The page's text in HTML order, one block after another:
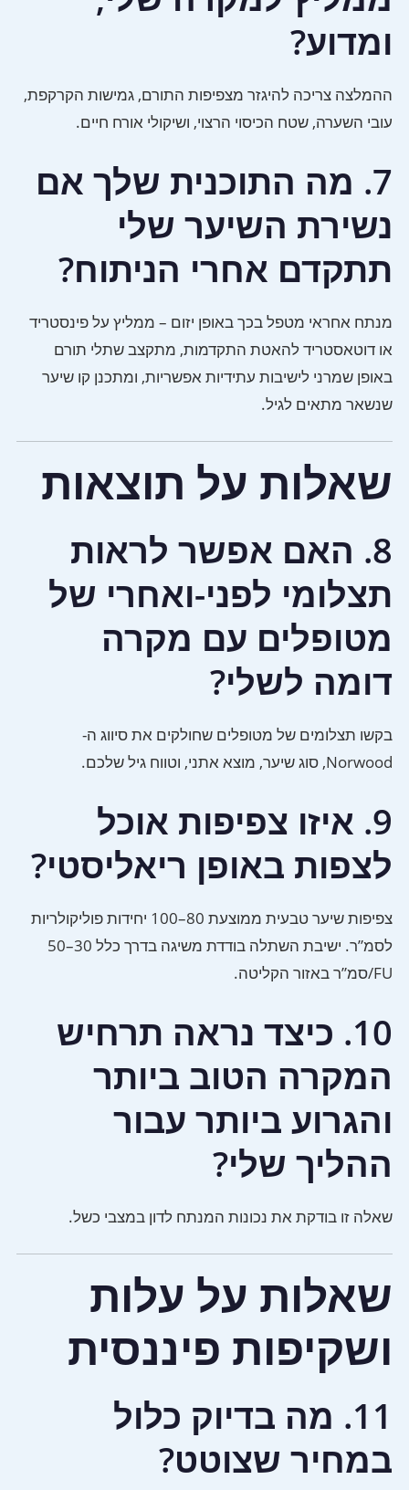
ומדוע?
ההמלצה צריכה להיגזר מצפיפות התורם, גמישות הקרקפת,
עובי השערה, שטח הכיסוי הרצוי, ושיקולי אורח חיים.
7. מה התוכנית שלך אם
נשירת השיער שלי
תתקדם אחרי הניתוח?
מנתח אחראי מטפל בכך באופן יזום – ממליץ על פינסטריד
או דוטאסטריד להאטת התקדמות, מתקצב שתלי תורם
באופן שמרני לישיבות עתידיות אפשריות, ומתכנן קו שיער
שנשאר מתאים לגיל.
שאלות על תוצאות
8. האם אפשר לראות
תצלומי לפני-ואחרי של
מטופלים עם מקרה
דומה לשלי?
בקשו תצלומים של מטופלים שחולקים את סיווג ה-
Norwood, סוג שיער, מוצא אתני, וטווח גיל שלכם.
9. איזו צפיפות אוכל
לצפות באופן ריאליסטי?
צפיפות שיער טבעית ממוצעת 80–100 יחידות פוליקולריות
לסמ”ר. ישיבת השתלה בודדת משיגה בדרך כלל 30–50
FU/סמ”ר באזור הקליטה.
10. כיצד נראה תרחיש
המקרה הטוב ביותר
והגרוע ביותר עבור
ההליך שלי?
שאלה זו בודקת את נכונות המנתח לדון במצבי כשל.
שאלות על עלות
ושקיפות פיננסית
11. מה בדיוק כלול
במחיר שצוטט?